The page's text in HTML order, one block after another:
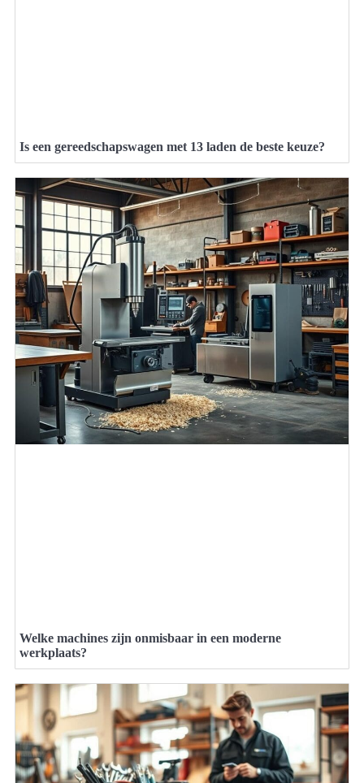
Is een gereedschapswagen met 13 laden de beste keuze?
Welke machines zijn onmisbaar in een moderne
werkplaats?